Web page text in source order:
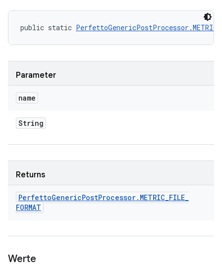
public static
Parameter
name
String
Returns
PerfettoGenericPostProcessor. METRIC_FILE_
FORMAT
Werte